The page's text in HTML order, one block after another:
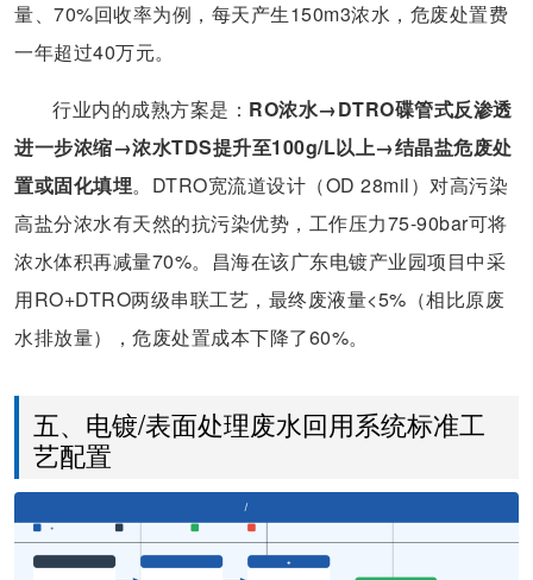
量、70%回收率为例，每天产生150m3浓水，危废处置费
一年超过40万元。
行业内的成熟方案是： RO浓水→DTRO碟管式反渗透
进一步浓缩→浓水TDS提升至100g/L以上→结晶盐危废处
置或固化填埋。DTRO宽流道设计（OD 28mil）对高污染
高盐分浓水有天然的抗污染优势，工作压力75-90bar可将
浓水体积再减量70%。昌海在该广东电镀产业园项目中采
用RO+DTRO两级串联工艺，最终废液量<5%（相比原废
水排放量），危废处置成本下降了60%。
五、电镀/表面处理废水回用系统标准工
艺配置